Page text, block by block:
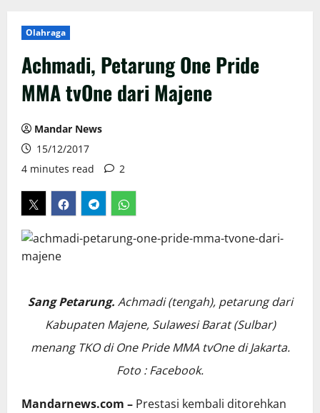
Olahraga
Achmadi, Petarung One Pride
MMA tvOne dari Majene
Mandar News
15/12/2017
4 minutes read
2
Sang Petarung. Achmadi (tengah), petarung dari
Kabupaten Majene, Sulawesi Barat (Sulbar)
menang TKO di One Pride MMA tvOne di Jakarta.
Foto : Facebook.
Mandarnews.com – Prestasi kembali ditorehkan